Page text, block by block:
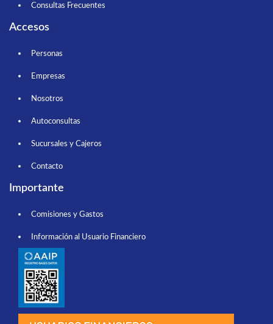
Consultas Frecuentes
Accesos
Personas
Empresas
Nosotros
Autoconsultas
Sucursales y Cajeros
Contacto
Importante
Comisiones y Gastos
Información al Usuario Financiero